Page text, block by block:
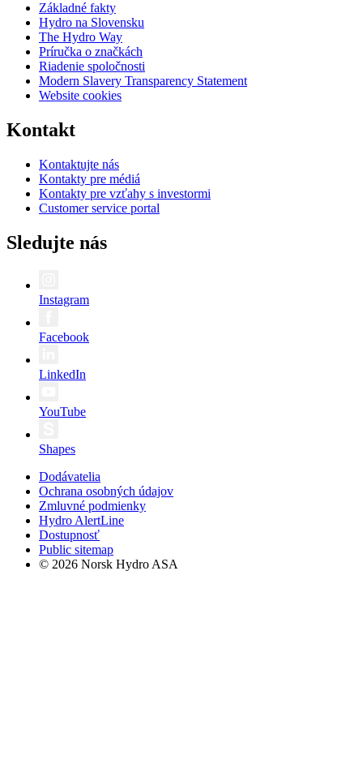
Základné fakty
Hydro na Slovensku
The Hydro Way
Príručka o značkách
Riadenie spoločnosti
Modern Slavery Transparency Statement
Website cookies
Kontakt
Kontaktujte nás
Kontakty pre médiá
Kontakty pre vzťahy s investormi
Customer service portal
Sledujte nás
Instagram
Facebook
LinkedIn
YouTube
Shapes
Dodávatelia
Ochrana osobných údajov
Zmluvné podmienky
Hydro AlertLine
Dostupnosť
Public sitemap
© 2026 Norsk Hydro ASA